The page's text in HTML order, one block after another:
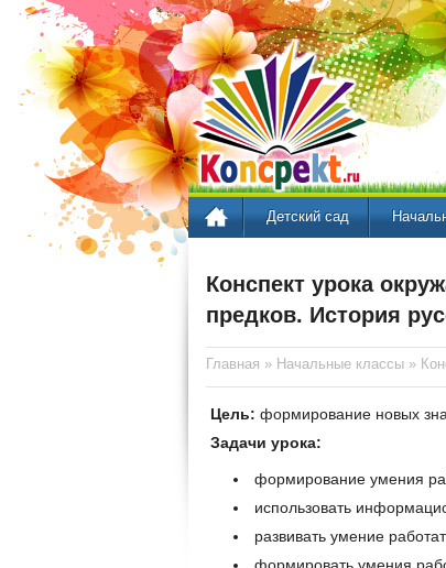
Детский сад
Конспект урока
предков. История
Главная » Начальные классы »
Цель: формирование новых
Задачи урока:
формирование умения
использовать
развивать умение